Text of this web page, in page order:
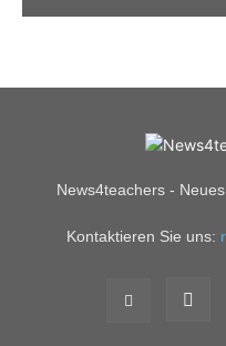
News4teachers -
Kontaktieren Sie uns: